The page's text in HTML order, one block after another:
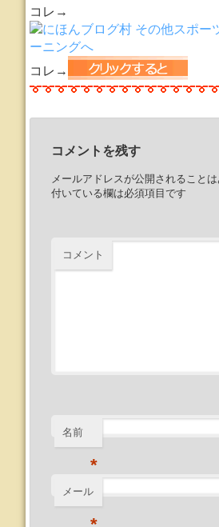
コレ→
コレ→
コメントを残す
メールアドレスが公開されることは
付いている欄は必須項目です
コメント
名前
*
メール